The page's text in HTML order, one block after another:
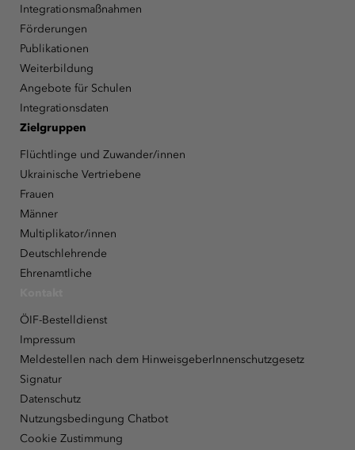
Integrationsmaßnahmen
Förderungen
Publikationen
Weiterbildung
Angebote für Schulen
Integrationsdaten
Zielgruppen
Flüchtlinge und Zuwander/innen
Ukrainische Vertriebene
Frauen
Männer
Multiplikator/innen
Deutschlehrende
Ehrenamtliche
ÖIF-Bestelldienst
Impressum
Meldestellen nach dem HinweisgeberInnenschutzgesetz
Signatur
Datenschutz
Nutzungsbedingung Chatbot
Cookie Zustimmung